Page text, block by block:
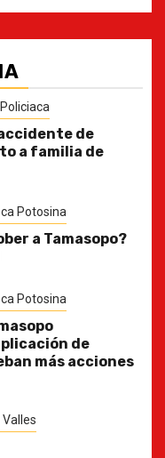
Policiaca
de
a familia de
Potosina
a Tamasopo?
Potosina
de
más acciones